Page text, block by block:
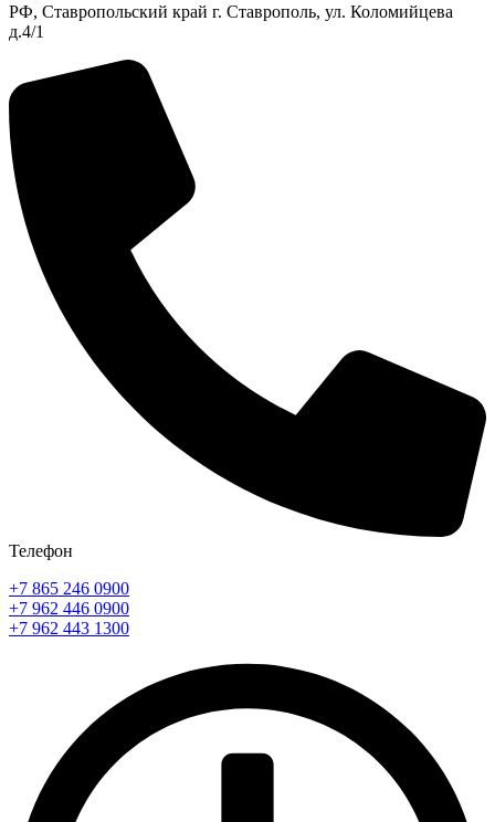
РФ, Ставропольский край г. Ставрополь, ул. Коломийцева
д.4/1
Телефон
+7 865 246 0900
+7 962 446 0900
+7 962 443 1300